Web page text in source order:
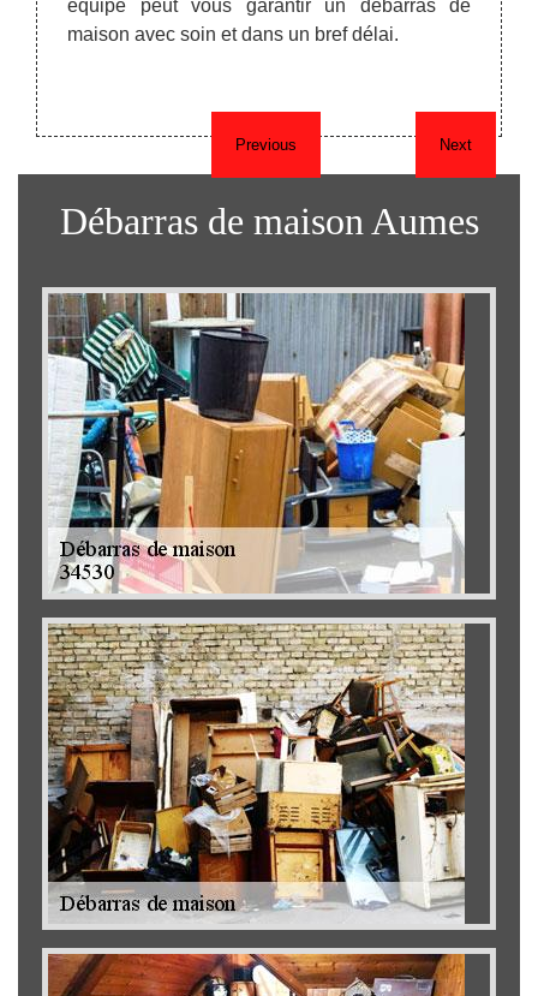
Previous
de
équipe peut vous garantir un débarras de
maison avec soin et dans un bref délai.
un
Next
Débarras de maison Aumes